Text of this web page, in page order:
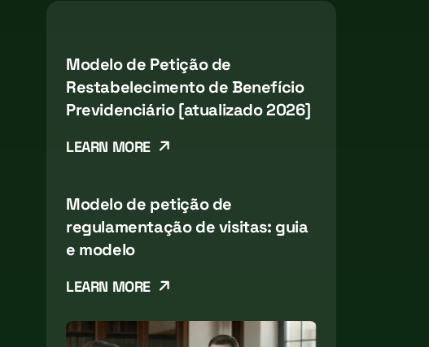
Modelo de Petição de
Restabelecimento de Benefício
Previdenciário [atualizado 2026]
LEARN MORE
Modelo de petição de
regulamentação de visitas: guia
e modelo
LEARN MORE